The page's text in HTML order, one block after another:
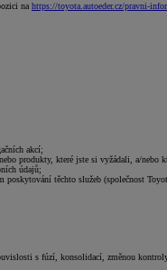
na https://toyota.autoeder.cz/pravni-
akcí;
produkty, které jste si vyžádali, a/
údajů;
těchto služeb (společnost
s fúzí, konsolidací, změnou